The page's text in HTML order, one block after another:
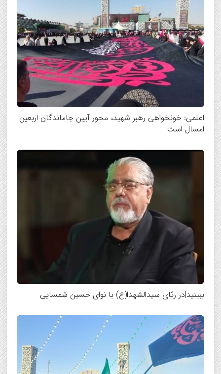
اعلمی: خونخواهی رهبر شهید، محور آیین جاماندگان اربعین
امسال است
ببینید|در رثای سیدالشهدا(ع) با نوای حسین شمسایی